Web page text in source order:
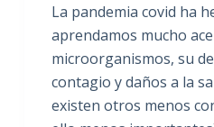
La pandemia covid ha
aprendamos mucho
microorganismos, su
contagio y daños a la
existen otros menos